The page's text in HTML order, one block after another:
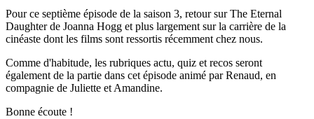
Pour ce septième épisode de la saison 3, retour sur The Eternal
Daughter de Joanna Hogg et plus largement sur la carrière de la
cinéaste dont les films sont ressortis récemment chez nous.
Comme d'habitude, les rubriques actu, quiz et recos seront
également de la partie dans cet épisode animé par Renaud, en
compagnie de Juliette et Amandine.
Bonne écoute !